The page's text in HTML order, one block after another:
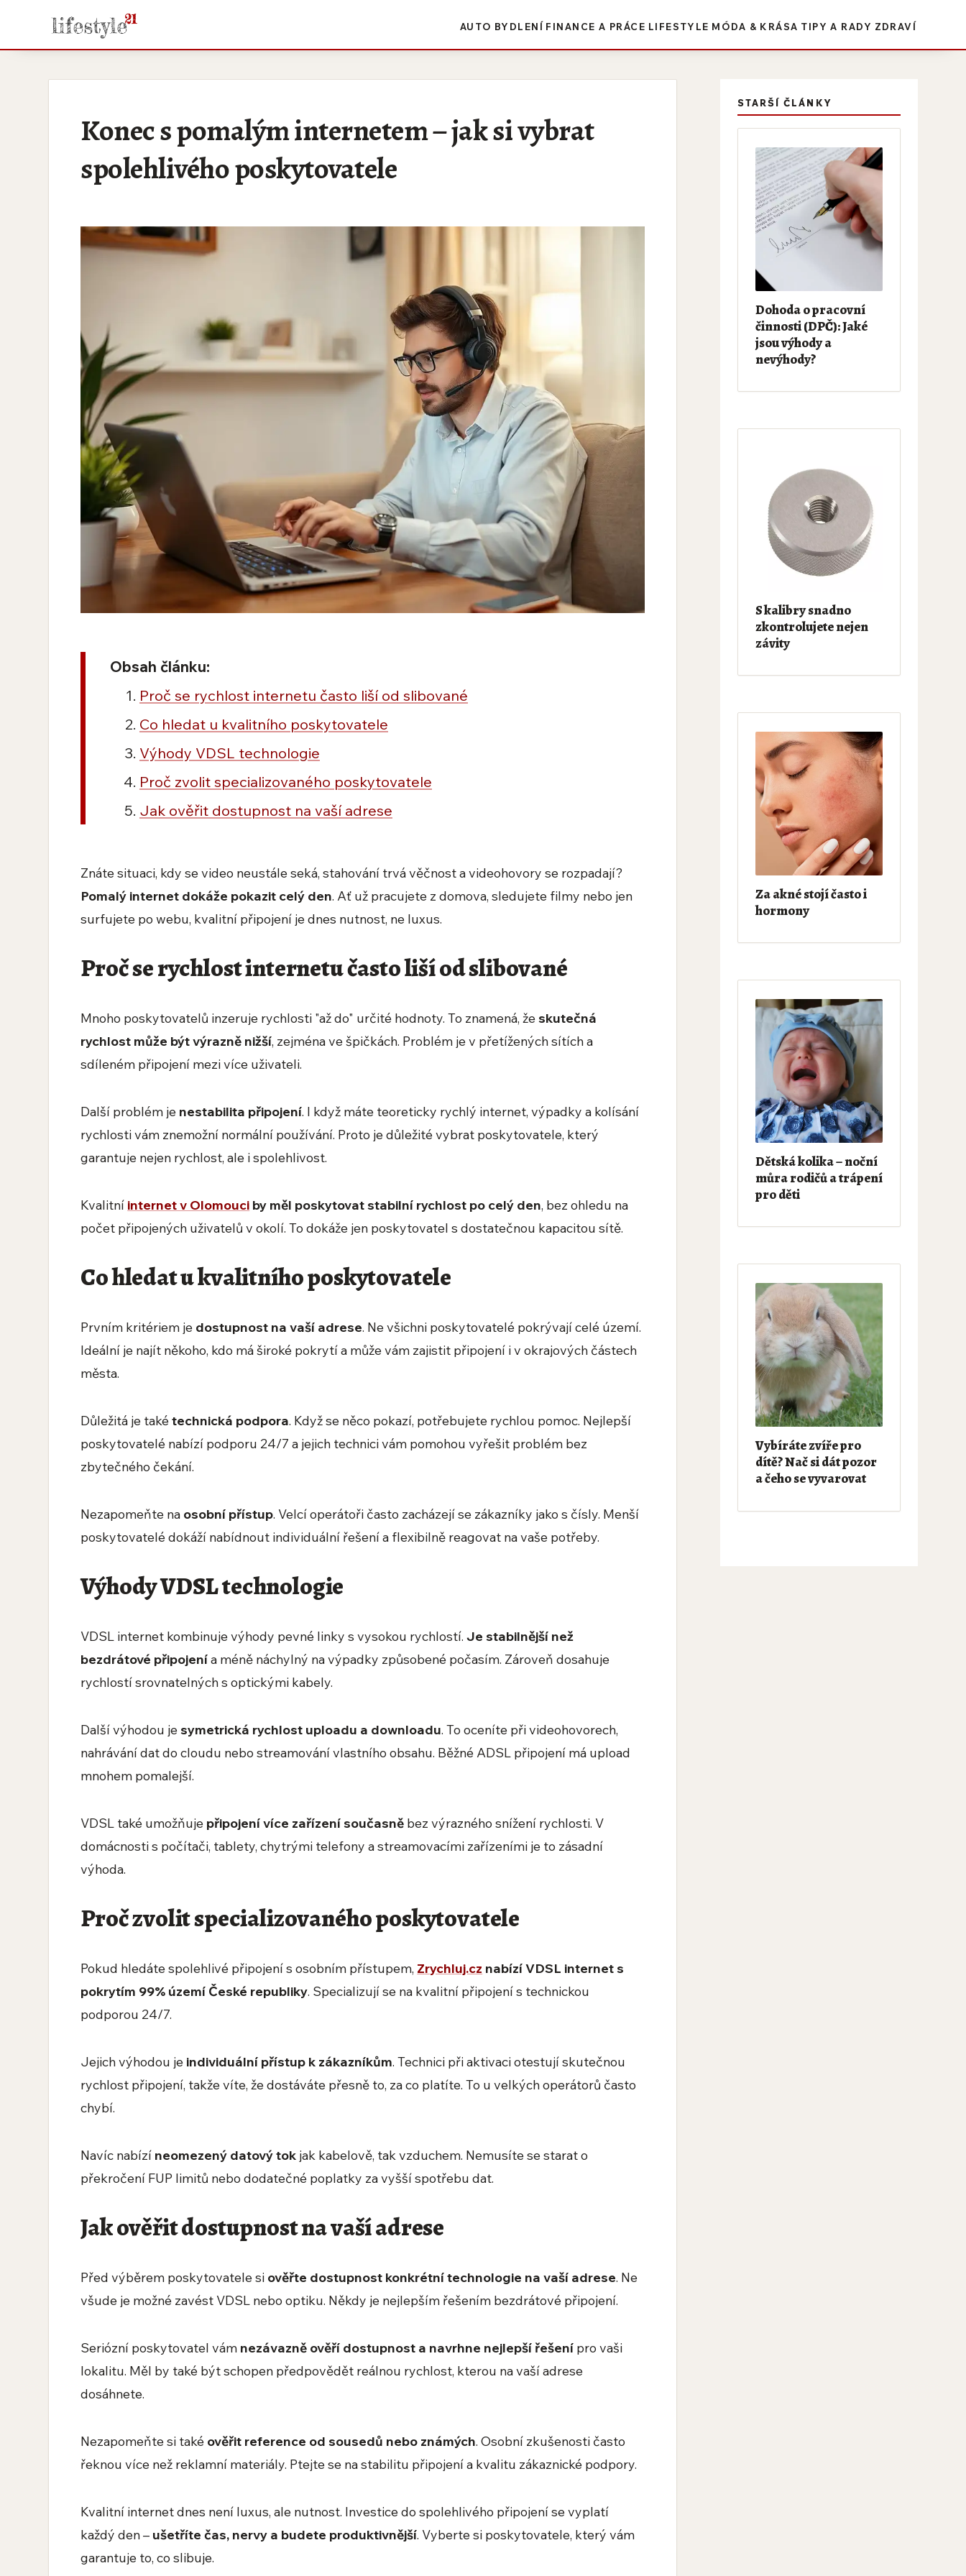
AUTO BYDLENÍ FINANCE A PRÁCE LIFESTYLE MÓDA & KRÁSA TIPY A RADY ZDRAVÍ
Konec s pomalým internetem – jak si vybrat
spolehlivého poskytovatele
Obsah článku:
Proč se rychlost internetu často liší od slibované
Co hledat u kvalitního poskytovatele
Výhody VDSL technologie
Proč zvolit specializovaného poskytovatele
Jak ověřit dostupnost na vaší adrese
Znáte situaci, kdy se video neustále seká, stahování trvá věčnost a videohovory se rozpadají?
Pomalý internet dokáže pokazit celý den. Ať už pracujete z domova, sledujete filmy nebo jen
surfujete po webu, kvalitní připojení je dnes nutnost, ne luxus.
Proč se rychlost internetu často liší od slibované
Mnoho poskytovatelů inzeruje rychlosti "až do" určité hodnoty. To znamená, žeskutečná
rychlost může být výrazně nižší, zejména ve špičkách. Problém je v přetížených sítích a
sdíleném připojení mezi více uživateli.
Další problém je nestabilita připojení. I když máte teoreticky rychlý internet, výpadky a kolísání
rychlosti vám znemožní normální používání. Proto je důležité vybrat poskytovatele, který
garantuje nejen rychlost, ale i spolehlivost.
Kvalitní internet v Olomouci by měl poskytovat stabilní rychlost po celý den, bez ohledu na
počet připojených uživatelů v okolí. To dokáže jen poskytovatel s dostatečnou kapacitou sítě.
Co hledat u kvalitního poskytovatele
Prvním kritériem je dostupnost na vaší adrese. Ne všichni poskytovatelé pokrývají celé území.
Ideální je najít někoho, kdo má široké pokrytí a může vám zajistit připojení i v okrajových částech
města.
Důležitá je takétechnická podpora. Když se něco pokazí, potřebujete rychlou pomoc. Nejlepší
poskytovatelé nabízí podporu 24/7 a jejich technici vám pomohou vyřešit problém bez
zbytečného čekání.
Nezapomeňte na osobní přístup. Velcí operátoři často zacházejí se zákazníky jako s čísly. Menší
poskytovatelé dokáží nabídnout individuální řešení a flexibilně reagovat na vaše potřeby.
Výhody VDSL technologie
VDSL internet kombinuje výhody pevné linky s vysokou rychlostí.Je stabilnější než
bezdrátové připojenía méně náchylný na výpadky způsobené počasím. Zároveň dosahuje
rychlostí srovnatelných s optickými kabely.
Další výhodou jesymetrická rychlost uploadu a downloadu. To oceníte při videohovorech,
nahrávání dat do cloudu nebo streamování vlastního obsahu. Běžné ADSL připojení má upload
mnohem pomalejší.
VDSL také umožňuje připojení více zařízení současně bez výrazného snížení rychlosti. V
domácnosti s počítači, tablety, chytrými telefony a streamovacími zařízeními je to zásadní
výhoda.
Proč zvolit specializovaného poskytovatele
Pokud hledáte spolehlivé připojení s osobním přístupem, Zrychluj.cz nabízí VDSL internet s
pokrytím 99% území České republiky. Specializují se na kvalitní připojení s technickou
podporou 24/7.
Jejich výhodou je individuální přístup k zákazníkům. Technici při aktivaci otestují skutečnou
rychlost připojení, takže víte, že dostáváte přesně to, za co platíte. To u velkých operátorů často
chybí.
Navíc nabízí neomezený datový tok jak kabelově, tak vzduchem. Nemusíte se starat o
překročení FUP limitů nebo dodatečné poplatky za vyšší spotřebu dat.
Jak ověřit dostupnost na vaší adrese
Před výběrem poskytovatele si ověřte dostupnost konkrétní technologie na vaší adrese. Ne
všude je možné zavést VDSL nebo optiku. Někdy je nejlepším řešením bezdrátové připojení.
Seriózní poskytovatel vám nezávazně ověří dostupnost a navrhne nejlepší řešení pro vaši
lokalitu. Měl by také být schopen předpovědět reálnou rychlost, kterou na vaší adrese
dosáhnete.
Nezapomeňte si také ověřit reference od sousedů nebo známých. Osobní zkušenosti často
řeknou více než reklamní materiály. Ptejte se na stabilitu připojení a kvalitu zákaznické podpory.
Kvalitní internet dnes není luxus, ale nutnost. Investice do spolehlivého připojení se vyplatí
každý den – ušetříte čas, nervy a budete produktivnější. Vyberte si poskytovatele, který vám
garantuje to, co slibuje.
STARŠÍ ČLÁNKY
Dohoda o pracovní
činnosti (DPČ): Jaké
jsou výhody a
nevýhody?
S kalibry snadno
zkontrolujete nejen
závity
Za akné stojí často i
hormony
Dětská kolika – noční
můra rodičů a trápení
pro děti
Vybíráte zvíře pro
dítě? Nač si dát pozor
a čeho se vyvarovat